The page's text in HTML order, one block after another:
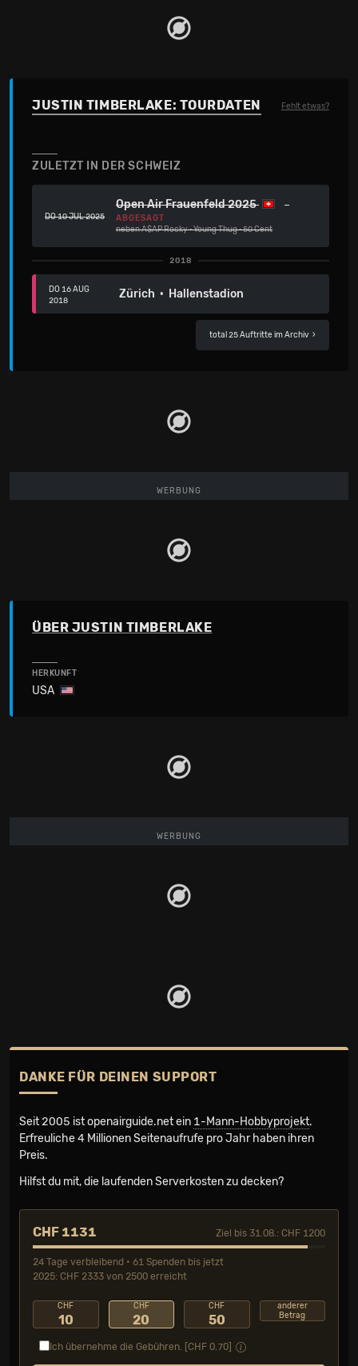
JUSTIN TIMBERLAKE: TOURDATEN Fehlt etwas?
ZULETZT IN DER SCHWEIZ
DO 10 JUL 2025
Open Air Frauenfeld 2025
ABGESAGT
nebenA$AP Rocky·Young Thug·50 Cent
2018
DO 16 AUG
2018
Zürich · Hallenstadion
total 25 Auftritte im Archiv ›
WERBUNG
ÜBER JUSTIN TIMBERLAKE
HERKUNFT
USA
WERBUNG
DANKE FÜR DEINEN SUPPORT
Seit 2005 ist openairguide.net ein 1-Mann-Hobbyprojekt.
Erfreuliche 4 Millionen Seiten­aufrufe pro Jahr haben ihren
Preis.
Hilfst du mit, die laufenden Serverkosten zu decken?
CHF 1131 Ziel bis 31.08.: CHF 1200
24 Tage verbleibend • 61 Spenden bis jetzt
2025: CHF 2333 von 2500 erreicht
CHF
10
CHF
20
CHF
50
anderer
Betrag
Ich übernehme die Gebühren. [CHF 0.70